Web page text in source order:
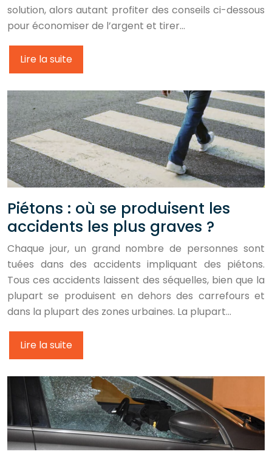
solution, alors autant profiter des conseils ci-dessous
pour économiser de l’argent et tirer…
Lire la suite
Piétons : où se produisent les
accidents les plus graves ?
Chaque jour, un grand nombre de personnes sont
tuées dans des accidents impliquant des piétons.
Tous ces accidents laissent des séquelles, bien que la
plupart se produisent en dehors des carrefours et
dans la plupart des zones urbaines. La plupart…
Lire la suite